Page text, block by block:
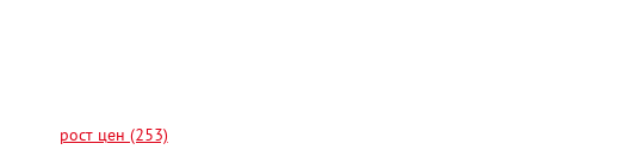
рост цен (253)